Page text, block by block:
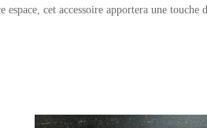
cet accessoire apportera une touche